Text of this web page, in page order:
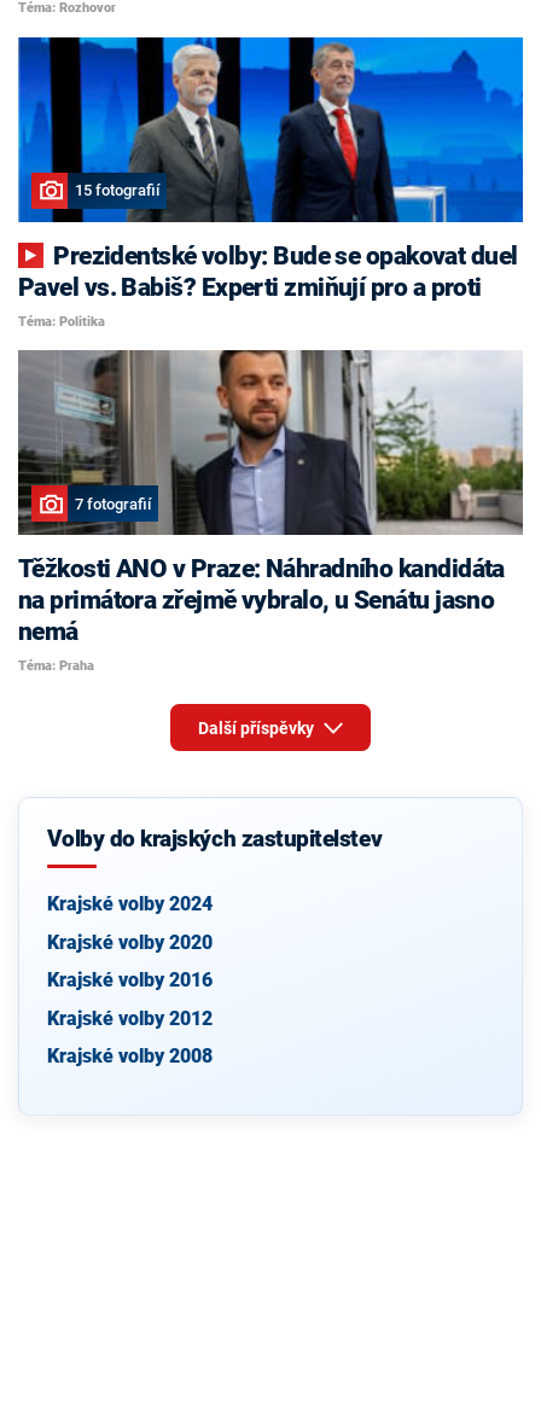
Téma: Rozhovor
15 fotografií
Pavel vs. Babiš? Experti zmiňují pro a proti
Téma: Politika
7 fotografií
Těžkosti ANO v Praze: Náhradního kandidáta
na primátora zřejmě vybralo, u Senátu jasno
nemá
Téma: Praha
Další příspěvky
Volby do krajských zastupitelstev
Krajské volby 2024
Krajské volby 2020
Krajské volby 2016
Krajské volby 2012
Krajské volby 2008